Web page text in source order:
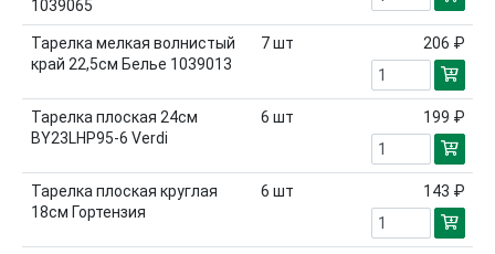
1039065
Тарелка мелкая волнистый
край 22,5см Белье 1039013
7шт 206 ₽
Тарелка плоская 24см
BY23LHP95-6 Verdi
6 шт 199 ₽
Тарелка плоская круглая
18см Гортензия
6 шт 143 ₽